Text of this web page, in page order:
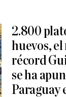
2.800
huevos,
récord
se ha
Paraguay